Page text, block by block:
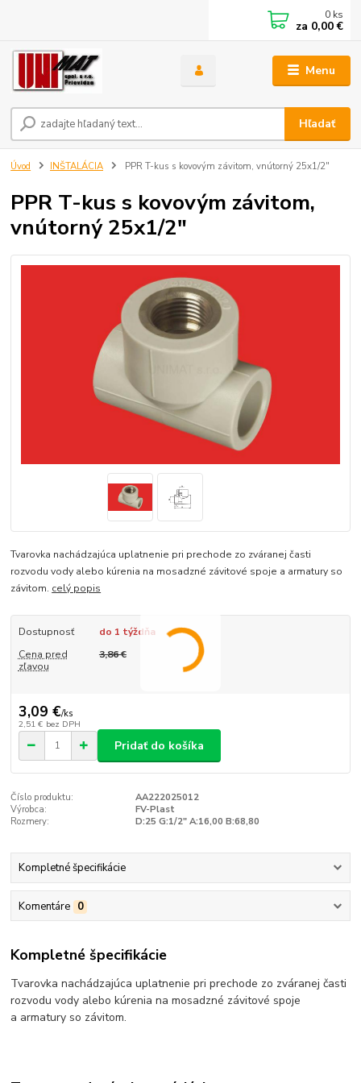
Menu
Hľadať
0 ks
za 0,00 €
Úvod INŠTALÁCIA PPR T-kus s kovovým závitom, vnútorný 25x1/2"
PPR T-kus s kovovým závitom,
vnútorný 25x1/2"
Tvarovka nachádzajúca uplatnenie pri prechode zo zváranej časti
rozvodu vody alebo kúrenia na mosadzné závitové spoje a armatury so
závitom. celý popis
Dostupnosť
do 1 týždňa
Cena pred
zľavou
3,86 €
3,09 €/ks
2,51 € bez DPH
Pridať do košíka
Číslo produktu:
AA222025012
Výrobca:
FV-Plast
Rozmery:
D:25 G:1/2" A:16,00 B:68,80
Kompletné špecifikácie
Komentáre 0
Kompletné špecifikácie
Tvarovka nachádzajúca uplatnenie pri prechode zo zváranej časti
rozvodu vody alebo kúrenia na mosadzné závitové spoje
a armatury so závitom.